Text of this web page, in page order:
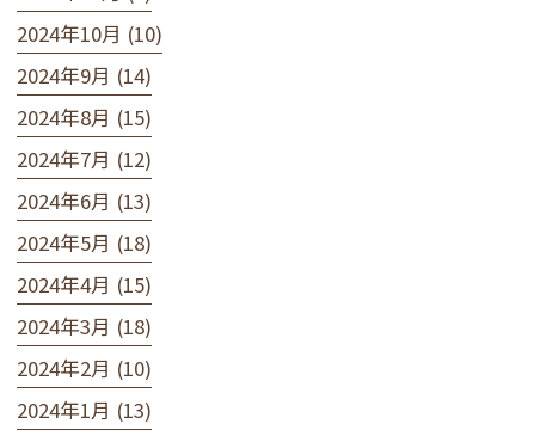
2024年10月 (10)
2024年9月 (14)
2024年8月 (15)
2024年7月 (12)
2024年6月 (13)
2024年5月 (18)
2024年4月 (15)
2024年3月 (18)
2024年2月 (10)
2024年1月 (13)